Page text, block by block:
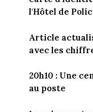
l'Hôtel de
Article
avec les
20h10 : Une
au poste